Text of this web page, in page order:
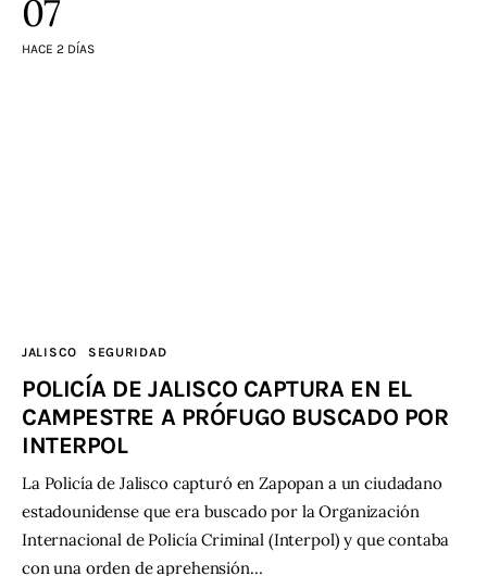
07
HACE 2 DÍAS
JALISCO SEGURIDAD
POLICÍA DE JALISCO CAPTURA EN EL
CAMPESTRE A PRÓFUGO BUSCADO POR
INTERPOL
La Policía de Jalisco capturó en Zapopan a un ciudadano
estadounidense que era buscado por la Organización
Internacional de Policía Criminal (Interpol) y que contaba
con una orden de aprehensión…